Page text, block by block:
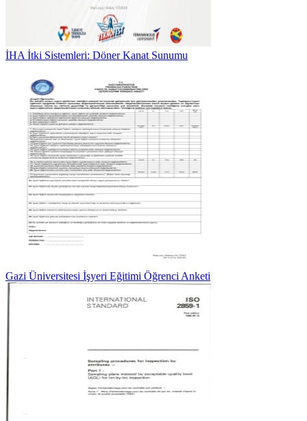
İHA İtki Sistemleri: Döner Kanat Sunumu
Gazi Üniversitesi İşyeri Eğitimi Öğrenci Anketi